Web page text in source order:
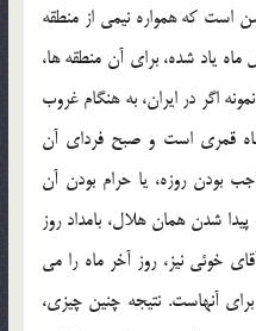
است كه همواره نيمي از منطقه
ياد شده، براي آن منطقه ها،
اگر در ايران، به هنگام غروب
ماه قمري است و صبح فرداي آن
بودن روزه، يا حرام بودن آن
شدن همان هلال، بامداد روز
خوئي نيز، روز آخر ماه را مي
براي آنهاست. نتيجه چنين چيزي،